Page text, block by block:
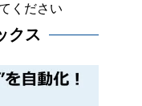
ください
クス